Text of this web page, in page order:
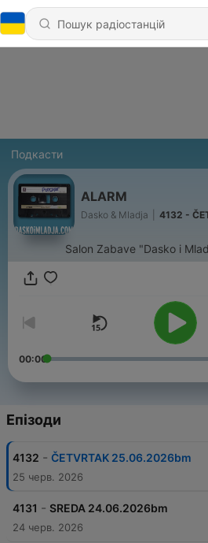
Подкасти
ALARM
Dasko & Mladja 4132 -
Salon Zabave "Dasko i
00:00
Епізоди
4132 - ČETVRTAK 25.06.2026bm
25 черв. 2026
4131 - SREDA 24.06.2026bm
24 черв. 2026